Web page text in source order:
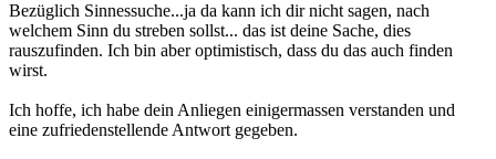
Bezüglich Sinnessuche...ja da kann ich dir nicht sagen, nach
welchem Sinn du streben sollst... das ist deine Sache, dies
rauszufinden. Ich bin aber optimistisch, dass du das auch finden
wirst.
Ich hoffe, ich habe dein Anliegen einigermassen verstanden und
eine zufriedenstellende Antwort gegeben.